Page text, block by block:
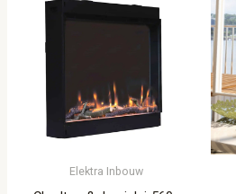
Elektra Inbouw